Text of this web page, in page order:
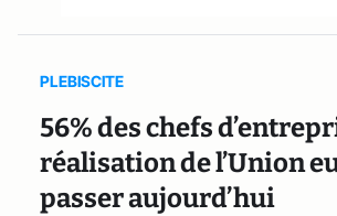
PLEBISCITE
56% des chefs
réalisation de l’Union
passer aujourd’hui